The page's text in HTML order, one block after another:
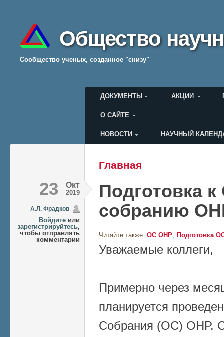
Общество
Cообщество ученых, созданное "снизу"
Главное меню
ДОКУМЕНТЫ АКЦИИ
О САЙТЕ
Меню пользователя
НОВОСТИ НАУЧНЫЙ
Вы здесь
Главная
23 Окт
2019
А.Л. Фрадков
Войдите или
зарегистрируйтесь,
чтобы отправлять
комментарии
Подготовка
собранию
Читайте также: ОС ОНР Подготовка
Уважаемые коллеги,
Примерно через
планируется
Собрания (ОС) ОНР.